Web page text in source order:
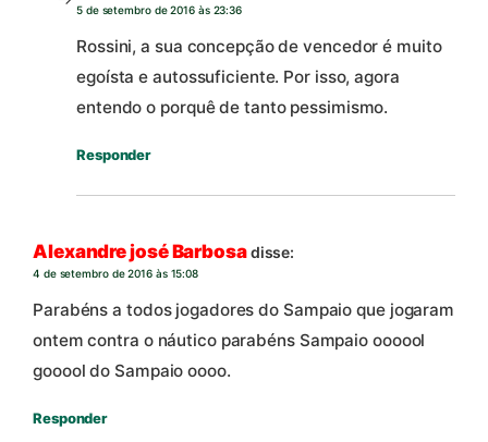
5 de setembro de 2016 às 23:36
Rossini, a sua concepção de vencedor é muito
egoísta e autossuficiente. Por isso, agora
entendo o porquê de tanto pessimismo.
Responder
Alexandre josé Barbosadisse:
4 de setembro de 2016 às 15:08
Parabéns a todos jogadores do Sampaio que jogaram
ontem contra o náutico parabéns Sampaio oooool
gooool do Sampaio oooo.
Responder